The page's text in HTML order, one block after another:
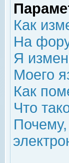
Как
На
Я
Моего
Как
Что